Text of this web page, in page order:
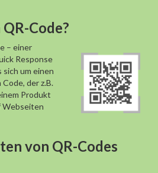
Code?
– einer
Response
sich um einen
der z.B.
Produkt
Webseiten
von QR-Codes